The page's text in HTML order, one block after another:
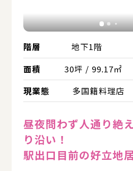
階層
地下1階
面積
30坪 / 99.17㎡
現業態
多国籍料理店
昼夜問わず人通り絶
り沿い！
駅出口目前の好立地